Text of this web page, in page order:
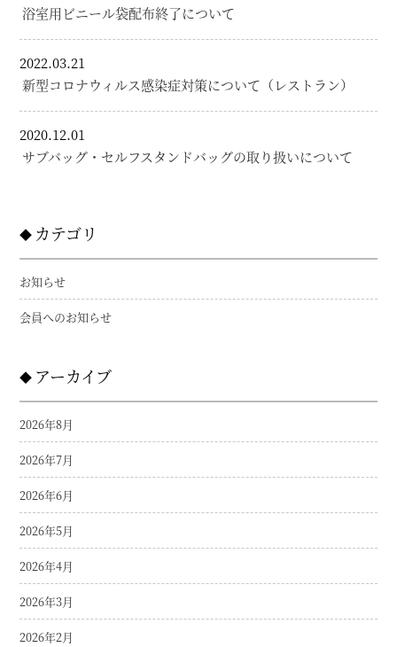
浴室用ビニール袋配布終了について
2022.03.21
新型コロナウィルス感染症対策について（レストラン）
2020.12.01
サブバッグ・セルフスタンドバッグの取り扱いについて
カテゴリ
お知らせ
会員へのお知らせ
アーカイブ
2026年8月
2026年7月
2026年6月
2026年5月
2026年4月
2026年3月
2026年2月